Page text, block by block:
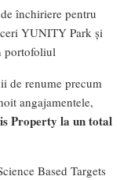
închiriere pentru
YUNITY Park și
portofoliul
de renume precum
angajamentele,
Property la un total
Based Targets